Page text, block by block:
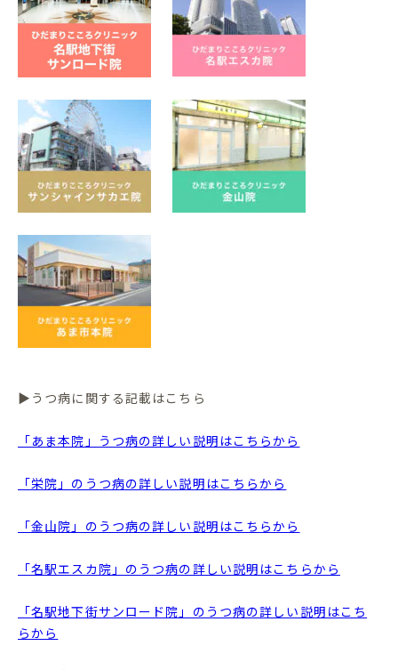
▶うつ病に関する記載はこちら
「あま本院」うつ病の詳しい説明はこちらから
「栄院」のうつ病の詳しい説明はこちらから
「金山院」のうつ病の詳しい説明はこちらから
「名駅エスカ院」のうつ病の詳しい説明はこちらから
「名駅地下街サンロード院」のうつ病の詳しい説明はこち
らから